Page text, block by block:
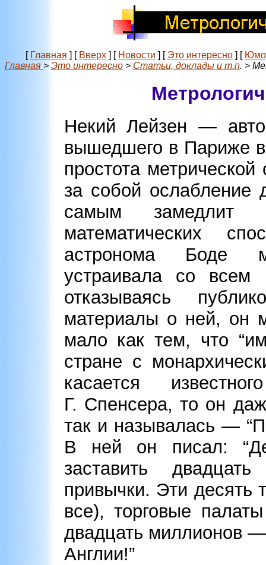
[ Главная ] [ Вверх ] [ Новости ] [ Это интересно ] [
Главная > Это интересно > Статьи, доклады и т.п. >
Некий Лейзен —
вышедшего в Париже
простота
за собой ослабление
самым замедлит
математических
астронома Боде
устраивала со всем
отказываясь
материалы о ней, он
мало как тем, что
стране с
касается
Г. Спенсера, то он
так и называлась —
В ней он писал:
заставить
привычки. Эти
все), торговые
двадцать миллионов
Англии!”